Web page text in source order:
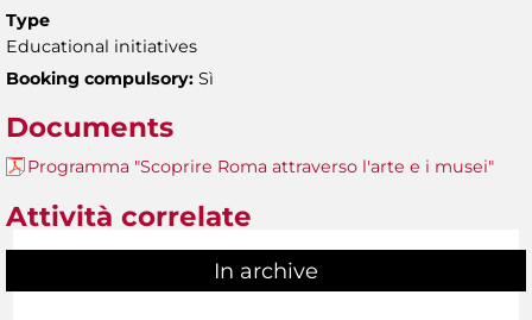
Type
Educational initiatives
Booking compulsory: Sì
Documents
Programma "Scoprire Roma attraverso l'arte e i musei"
Attività correlate
In archive